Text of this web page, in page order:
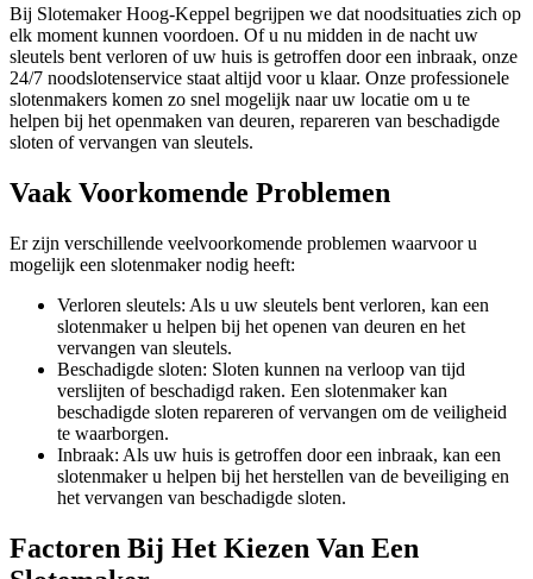
Bij Slotemaker Hoog-Keppel begrijpen we dat noodsituaties zich op
elk moment kunnen voordoen. Of u nu midden in de nacht uw
sleutels bent verloren of uw huis is getroffen door een inbraak, onze
24/7 noodslotenservice staat altijd voor u klaar. Onze professionele
slotenmakers komen zo snel mogelijk naar uw locatie om u te
helpen bij het openmaken van deuren, repareren van beschadigde
sloten of vervangen van sleutels.
Vaak Voorkomende Problemen
Er zijn verschillende veelvoorkomende problemen waarvoor u
mogelijk een slotenmaker nodig heeft:
Verloren sleutels: Als u uw sleutels bent verloren, kan een
slotenmaker u helpen bij het openen van deuren en het
vervangen van sleutels.
Beschadigde sloten: Sloten kunnen na verloop van tijd
verslijten of beschadigd raken. Een slotenmaker kan
beschadigde sloten repareren of vervangen om de veiligheid
te waarborgen.
Inbraak: Als uw huis is getroffen door een inbraak, kan een
slotenmaker u helpen bij het herstellen van de beveiliging en
het vervangen van beschadigde sloten.
Factoren Bij Het Kiezen Van Een